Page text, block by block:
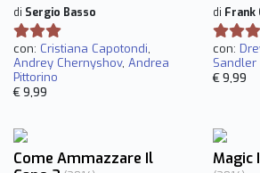
di Sergio Basso
con: Cristiana Capotondi,
Andrey Chernyshov, Andrea
Pittorino
€ 9,99
di Frank
con:
Sandler
€ 9,99
Come Ammazzare Il
Magic